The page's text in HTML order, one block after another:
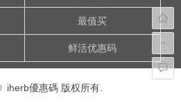
最值买
鲜活优惠码
優惠碼 版权所有.